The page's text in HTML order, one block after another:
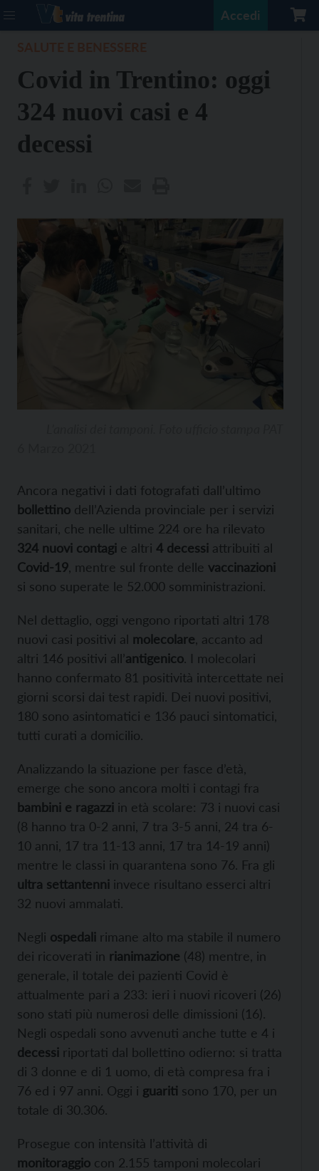
Accedi
Covid in Trentino: oggi
324 nuovi casi e 4
decessi
Ancora negativi i dati fotografati dall’ultimo
bollettino dell’Azienda provinciale per i servizi
sanitari, che nelle ultime 224 ore ha rilevato
324 nuovi contagi e altri 4 decessi attribuiti al
Covid-19 , mentre sul fronte delle vaccinazioni
si sono superate le 52.000 somministrazioni.
Nel dettaglio, oggi vengono riportati altri 178
nuovi casi positivi al molecolare , accanto ad
altri 146 positivi all’antigenico. I molecolari
hanno confermato 81 positività intercettate nei
giorni scorsi dai test rapidi. Dei nuovi positivi,
180 sono asintomatici e 136 pauci sintomatici,
tutti curati a domicilio.
Analizzando la situazione per fasce d’età,
emerge che sono ancora molti i contagi fra
bambini e ragazzi in età scolare: 73 i nuovi casi
(8 hanno tra 0-2 anni, 7 tra 3-5 anni, 24 tra 6-
10 anni, 17 tra 11-13 anni, 17 tra 14-19 anni)
mentre le classi in quarantena sono 76. Fra gli
ultra settantenni invece risultano esserci altri
32 nuovi ammalati.
Negli ospedali rimane alto ma stabile il numero
dei ricoverati in rianimazione (48) mentre, in
generale, il totale dei pazienti Covid è
attualmente pari a 233: ieri i nuovi ricoveri (26)
sono stati più numerosi delle dimissioni (16).
Negli ospedali sono avvenuti anche tutte e 4 i
decessi riportati dal bollettino odierno: si tratta
di 3 donne e di 1 uomo, di età compresa fra i
76 ed i 97 anni. Oggi i guariti sono 170, per un
totale di 30.306.
Prosegue con intensità l’attività di
monitoraggio con 2.155 tamponi molecolari